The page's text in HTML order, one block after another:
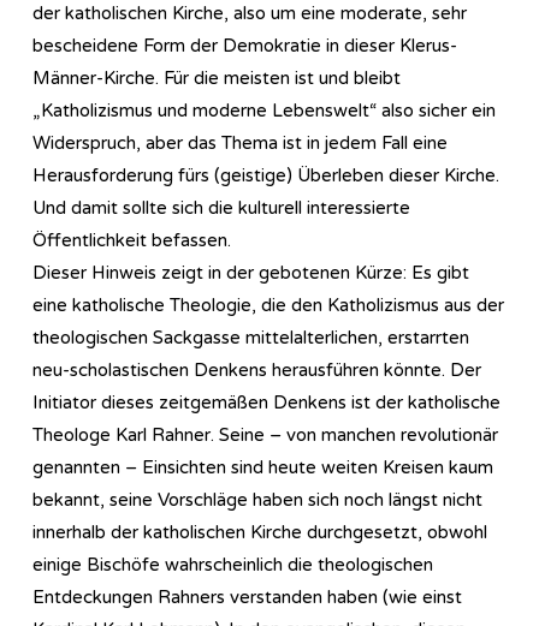
der katholischen Kirche, also um eine moderate, sehr
bescheidene Form der Demokratie in dieser Klerus-
Männer-Kirche. Für die meisten ist und bleibt
„Katholizismus und moderne Lebenswelt“ also sicher ein
Widerspruch, aber das Thema ist in jedem Fall eine
Herausforderung fürs (geistige) Überleben dieser Kirche.
Und damit sollte sich die kulturell interessierte
Öffentlichkeit befassen.
Dieser Hinweis zeigt in der gebotenen Kürze: Es gibt
eine katholische Theologie, die den Katholizismus aus der
theologischen Sackgasse mittelalterlichen, erstarrten
neu-scholastischen Denkens herausführen könnte. Der
Initiator dieses zeitgemäßen Denkens ist der katholische
Theologe Karl Rahner. Seine – von manchen revolutionär
genannten – Einsichten sind heute weiten Kreisen kaum
bekannt, seine Vorschläge haben sich noch längst nicht
innerhalb der katholischen Kirche durchgesetzt, obwohl
einige Bischöfe wahrscheinlich die theologischen
Entdeckungen Rahners verstanden haben (wie einst